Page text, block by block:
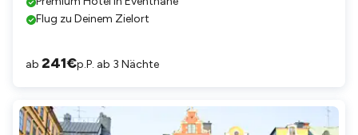
Flug zu Deinem Zielort
ab 241€p.P. ab 3 Nächte